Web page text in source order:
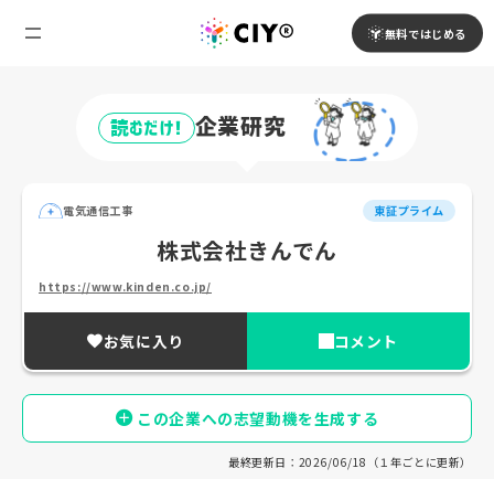
無料ではじめる
読むだけ! 企業研究
電気通信工事 東証プライム
株式会社きんでん
https://www.kinden.co.jp/
お気に入り コメント
この企業への志望動機を生成する
最終更新日：2026/06/18（１年ごとに更新）